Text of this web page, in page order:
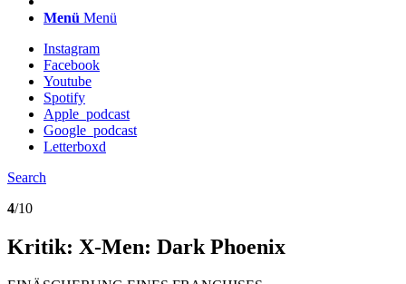
Menü Menü
Instagram
Facebook
Youtube
Spotify
Apple_podcast
Google_podcast
Letterboxd
Search
4/10
Kritik: X-Men: Dark Phoenix